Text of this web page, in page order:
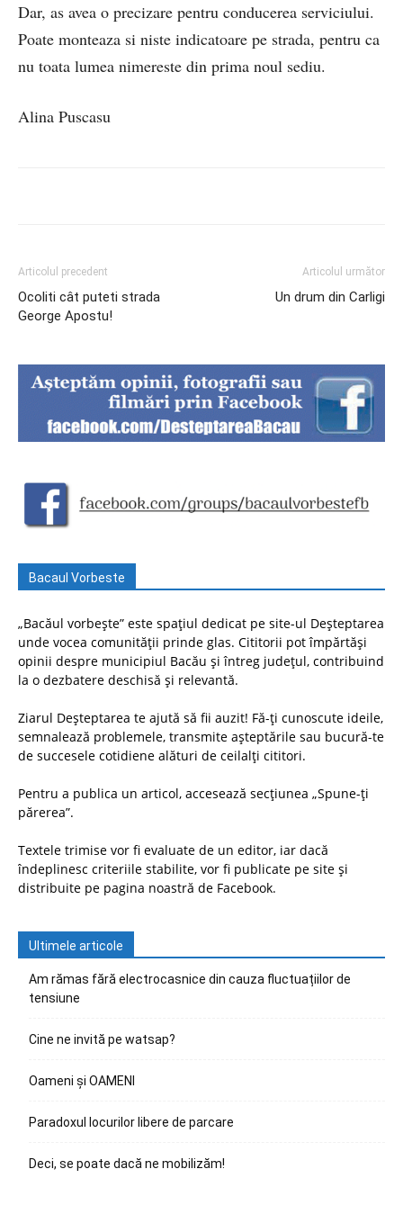
Dar, as avea o precizare pentru conducerea serviciului.
Poate monteaza si niste indicatoare pe strada, pentru ca
nu toata lumea nimereste din prima noul sediu.
Alina Puscasu
Articolul precedent
Ocoliti cât puteti strada
George Apostu!
Articolul următor
Un drum din Carligi
Bacaul Vorbeste
„Bacăul vorbește” este spațiul dedicat pe site-ul Deșteptarea
unde vocea comunității prinde glas. Cititorii pot împărtăși
opinii despre municipiul Bacău și întreg județul, contribuind
la o dezbatere deschisă și relevantă.
Ziarul Deșteptarea te ajută să fii auzit! Fă-ți cunoscute ideile,
semnalează problemele, transmite așteptările sau bucură-te
de succesele cotidiene alături de ceilalți cititori.
Pentru a publica un articol, accesează secțiunea „Spune-ți
părerea”.
Textele trimise vor fi evaluate de un editor, iar dacă
îndeplinesc criteriile stabilite, vor fi publicate pe site și
distribuite pe pagina noastră de Facebook.
Ultimele articole
Am rămas fără electrocasnice din cauza fluctuațiilor de
tensiune
Cine ne invită pe watsap?
Oameni și OAMENI
Paradoxul locurilor libere de parcare
Deci, se poate dacă ne mobilizăm!